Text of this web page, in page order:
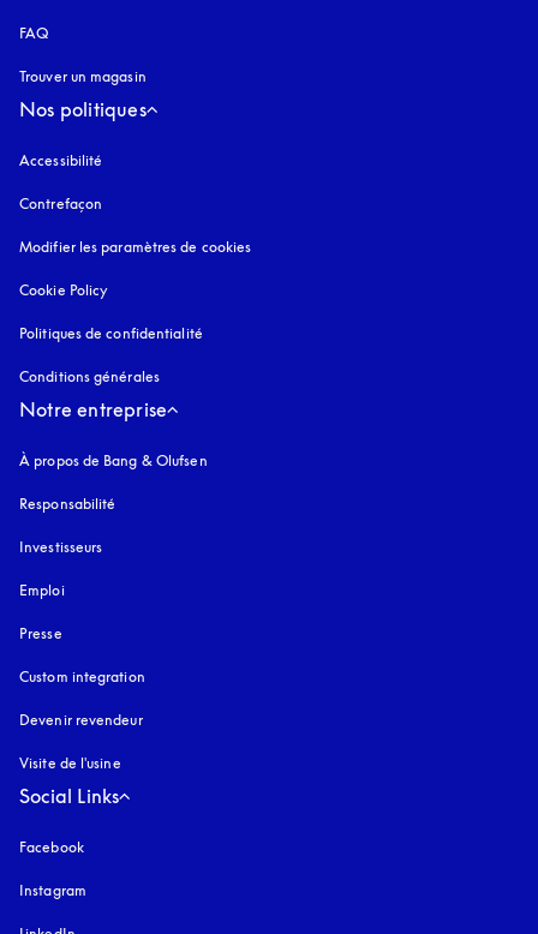
FAQ
Trouver un magasin
Nos politiques
Accessibilité
Contrefaçon
Modifier les paramètres de cookies
Cookie Policy
Politiques de confidentialité
Conditions générales
Notre entreprise
À propos de Bang & Olufsen
Responsabilité
Investisseurs
Emploi
Presse
Custom integration
Devenir revendeur
Visite de l'usine
Social Links
Facebook
Instagram